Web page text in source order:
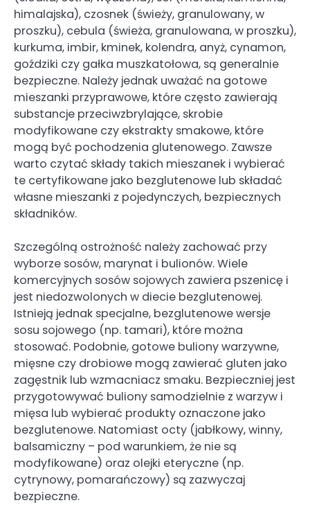
himalajska), czosnek (świeży, granulowany, w
proszku), cebula (świeża, granulowana, w proszku),
kurkuma, imbir, kminek, kolendra, anyż, cynamon,
goździki czy gałka muszkatołowa, są generalnie
bezpieczne. Należy jednak uważać na gotowe
mieszanki przyprawowe, które często zawierają
substancje przeciwzbrylające, skrobie
modyfikowane czy ekstrakty smakowe, które
mogą być pochodzenia glutenowego. Zawsze
warto czytać składy takich mieszanek i wybierać
te certyfikowane jako bezglutenowe lub składać
własne mieszanki z pojedynczych, bezpiecznych
składników.
Szczególną ostrożność należy zachować przy
wyborze sosów, marynat i bulionów. Wiele
komercyjnych sosów sojowych zawiera pszenicę i
jest niedozwolonych w diecie bezglutenowej.
Istnieją jednak specjalne, bezglutenowe wersje
sosu sojowego (np. tamari), które można
stosować. Podobnie, gotowe buliony warzywne,
mięsne czy drobiowe mogą zawierać gluten jako
zagęstnik lub wzmacniacz smaku. Bezpieczniej jest
przygotowywać buliony samodzielnie z warzyw i
mięsa lub wybierać produkty oznaczone jako
bezglutenowe. Natomiast octy (jabłkowy, winny,
balsamiczny – pod warunkiem, że nie są
modyfikowane) oraz olejki eteryczne (np.
cytrynowy, pomarańczowy) są zazwyczaj
bezpieczne.